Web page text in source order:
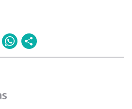
TwitterWhatsApp